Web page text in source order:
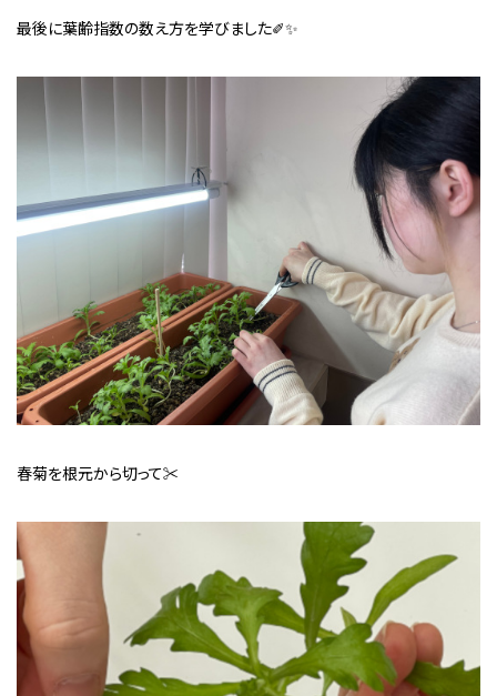
最後に葉齢指数の数え方を学びました✐✨
春菊を根元から切って✂